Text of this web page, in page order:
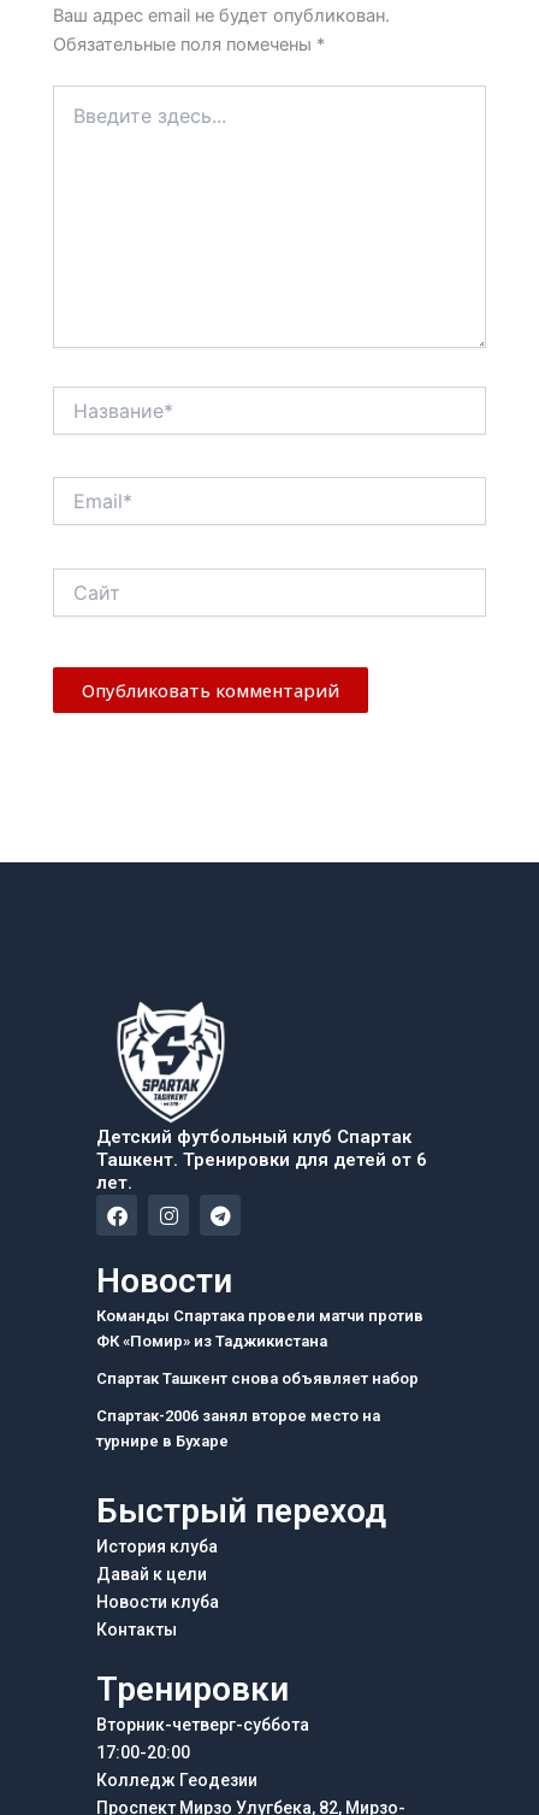
Ваш адрес email не будет опубликован.
Обязательные поля помечены *
здесь...
Детский футбольный клуб Спартак
Ташкент. Тренировки для детей от 6
лет.
F
a
e
b
o
k
I
n
a
g
r
a
m
T
e
g
a
m
Новости
Команды Спартака провели матчи против
ФК «Помир» из Таджикистана
Спартак Ташкент снова объявляет набор
Спартак-2006 занял второе место на
турнире в Бухаре
Быстрый переход
История клуба
Давай к цели
Новости клуба
Контакты
Тренировки
Вторник-четверг-суббота
17:00-20:00
Колледж Геодезии
Проспект Мирзо Улугбека, 82, Мирзо-